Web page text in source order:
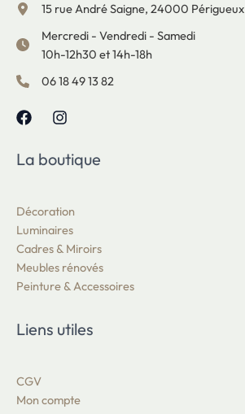
15 rue André Saigne, 24000 Périgueux
Mercredi - Vendredi - Samedi
10h-12h30 et 14h-18h
06 18 49 13 82
La boutique
Décoration
Luminaires
Cadres & Miroirs
Meubles rénovés
Peinture & Accessoires
Liens utiles
CGV
Mon compte